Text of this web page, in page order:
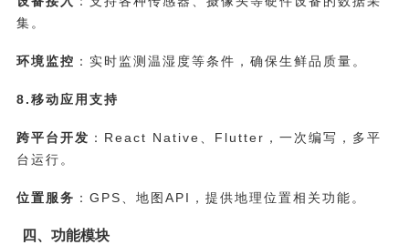
集。
环境监控 ：实时监测温湿度等条件，确保生鲜品质量。
8.移动应用支持
跨平台开发 ：React Native、Flutter，一次编写，多平
台运行。
位置服务 ：GPS、地图API，提供地理位置相关功能。
四、功能模块